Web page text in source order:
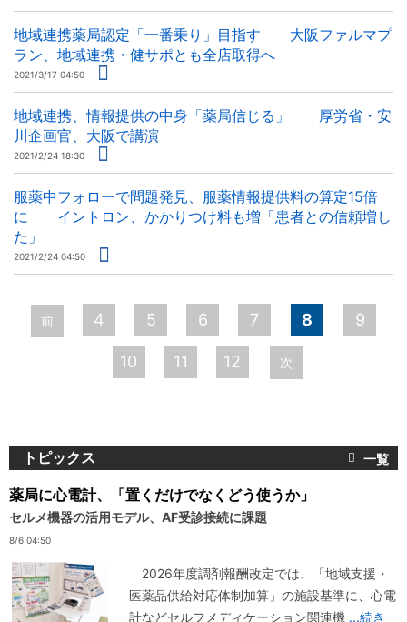
地域連携薬局認定「一番乗り」目指す 大阪ファルマプ
ラン、地域連携・健サポとも全店取得へ
2021/3/17 04:50
地域連携、情報提供の中身「薬局信じる」 厚労省・安
川企画官、大阪で講演
2021/2/24 18:30
服薬中フォローで問題発見、服薬情報提供料の算定15倍
に イントロン、かかりつけ料も増「患者との信頼増し
た」
2021/2/24 04:50
ペ
ー
前 4 5 6 7 8 9
10 11 12 次
トピックス
薬局に心電計、「置くだけでなくどう使うか」
セルメ機器の活用モデル、AF受診接続に課題
8/6 04:50
2026年度調剤報酬改定では、「地域支援・
医薬品供給対応体制加算」の施設基準に、心電
計などセルフメディケーション関連機 ...続き